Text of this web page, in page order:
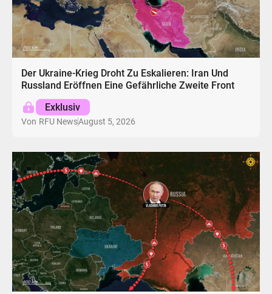
Der Ukraine-Krieg Droht Zu Eskalieren: Iran Und
Russland Eröffnen Eine Gefährliche Zweite Front
Exklusiv
Von RFU NewsAugust 5, 2026